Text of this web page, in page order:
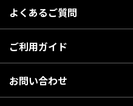
第2条 会員登録の拒絶
1．会員登録の申し込みに際し、架
第三者の会員登録をした場合、
る場合等、当社が不適当と判断
2．当社が一度承認した会員であっ
よくあるご質問
ご利用ガイド
お問い合わせ